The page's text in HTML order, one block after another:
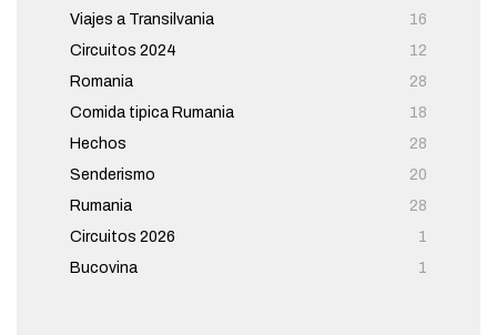
Viajes a Transilvania
16
Circuitos 2024
12
Romania
28
Comida tipica Rumania
18
Hechos
28
Senderismo
20
Rumania
28
Circuitos 2026
1
Bucovina
1